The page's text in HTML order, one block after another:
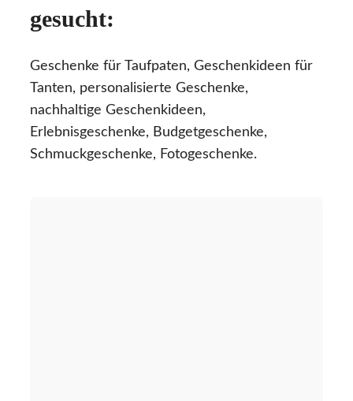
gesucht:
Geschenke für Taufpaten, Geschenkideen für
Tanten, personalisierte Geschenke,
nachhaltige Geschenkideen,
Erlebnisgeschenke, Budgetgeschenke,
Schmuckgeschenke, Fotogeschenke.